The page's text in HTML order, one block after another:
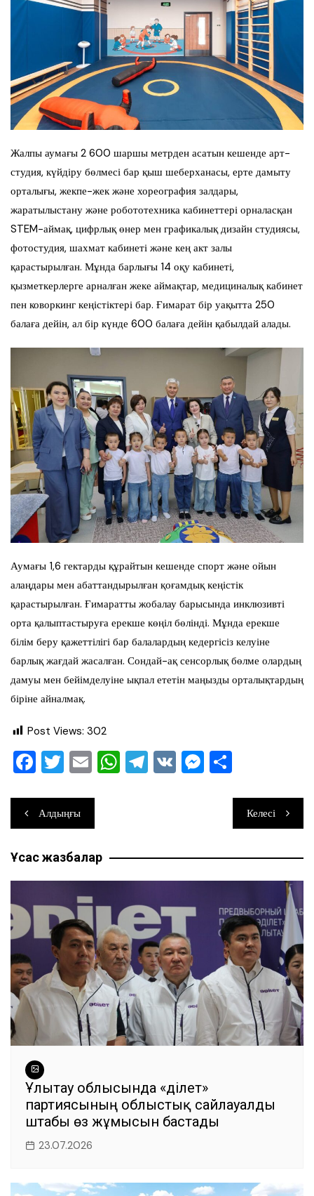
Жалпы аумағы 2 600 шаршы метрден асатын кешенде арт-
студия, күйдіру бөлмесі бар қыш шеберханасы, ерте дамыту
орталығы, жекпе-жек және хореография залдары,
жаратылыстану және робототехника кабинеттері орналасқан
STEM-аймақ, цифрлық өнер мен графикалық дизайн студиясы,
фотостудия, шахмат кабинеті және кең акт залы
қарастырылған. Мұнда барлығы 14 оқу кабинеті,
қызметкерлерге арналған жеке аймақтар, медициналық кабинет
пен коворкинг кеңістіктері бар. Ғимарат бір уақытта 250
балаға дейін, ал бір күнде 600 балаға дейін қабылдай алады.
Аумағы 1,6 гектарды құрайтын кешенде спорт және ойын
алаңдары мен абаттандырылған қоғамдық кеңістік
қарастырылған. Ғимаратты жобалау барысында инклюзивті
орта қалыптастыруға ерекше көңіл бөлінді. Мұнда ерекше
білім беру қажеттілігі бар балалардың кедергісіз келуіне
барлық жағдай жасалған. Сондай-ақ сенсорлық бөлме олардың
дамуы мен бейімделуіне ықпал ететін маңызды орталықтардың
біріне айналмақ.
Post Views: 302
F
c
e
b
o
T
tt
er
E
ai
l
W
A
p
T
a
m
V M
n
g
ра
ви
ть
Навигация
по
записям
Алдыңғы Келесі
Ұқсас жазбалар
Ұлытау облысында «Әділет»
партиясының облыстық сайлауалды
штабы өз жұмысын бастады
23.07.2026